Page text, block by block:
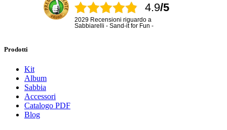
4.9/5
2029 Recensioni riguardo a
Sabbiarelli - Sand-it for Fun -
Prodotti
Kit
Album
Sabbia
Accessori
Catalogo PDF
Blog